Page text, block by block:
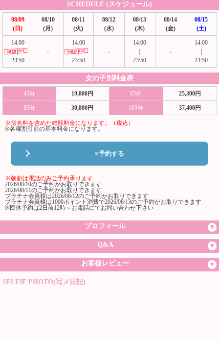
SCHEDULE (スケジュール)
08/09
(日)
08/10
(月)
08/11
(火)
08/12
(水)
08/13
(木)
08/14
(金)
08/15
(土)
14:00
｜
23:50
-
14:00
｜
23:50
-
14:00
23:50
-
14:00
23:50
女の子別料金表
45分 19,800円 65分 25,300円
85分 30,800円 105分 37,400円
※指名料を含めた総額料金になります。（税込）
※各種割引前の基本料金になります。
>予約する
※朝割は電話のみご予約承ります
2026/08/10のご予約がお取りできます
2026/08/11のご予約がお取りできます
プラチナ会員様は2026/08/12のご予約がお取りできます
プラチナ会員様は1000ポイント消費で2026/08/13のご予約がお取りできます
※団体予約は2日前12時～お電話にてお問い合わせ下さい
プロフィール
Q&A
お客様レビュー
SELFIE PHOTO(写メ日記)